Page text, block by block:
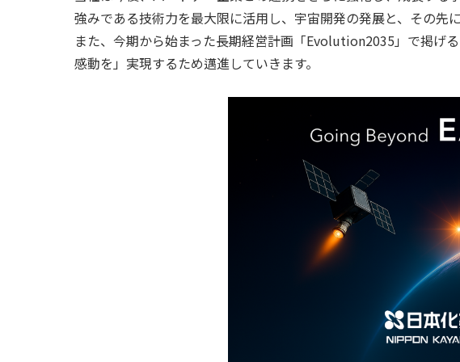
強みである技術力を最大限に活用し、宇宙開発の発展と、その先
また、今期から始まった長期経営計画「Evolution2035」で掲げ
感動を」実現するため邁進していきます。